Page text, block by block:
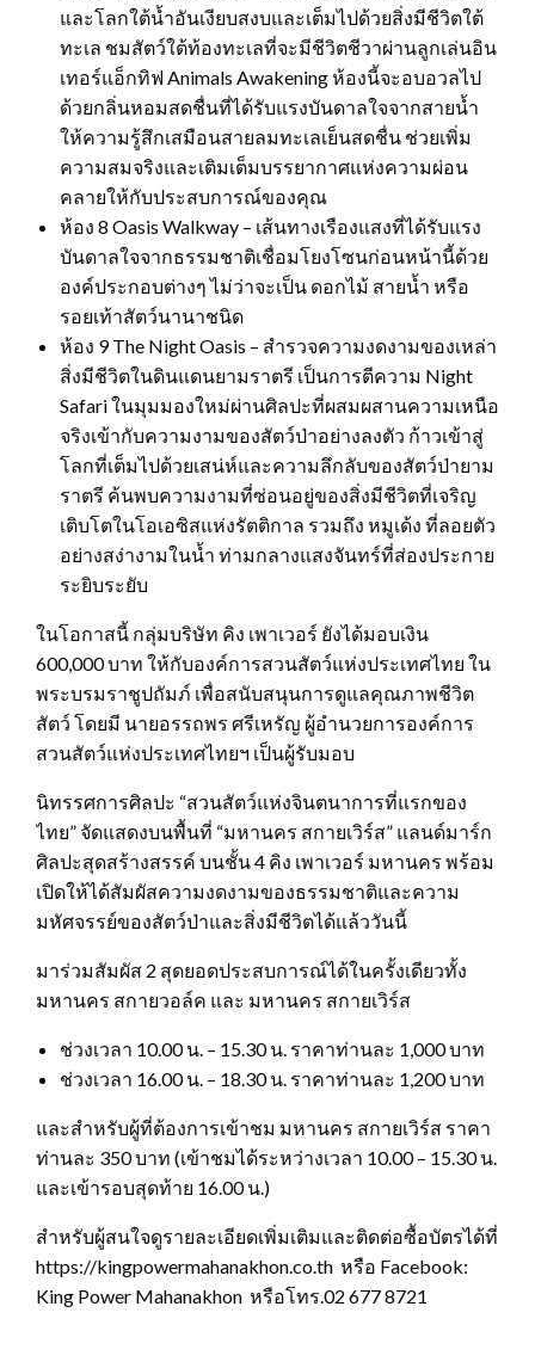
และโลกใต้น้ำอันเงียบสงบและเต็มไปด้วยสิ่งมีชีวิตใต้
ทะเล ชมสัตว์ใต้ท้องทะเลที่จะมีชีวิตชีวาผ่านลูกเล่นอิน
เทอร์แอ็กทิฟ Animals Awakening ห้องนี้จะอบอวลไป
ด้วยกลิ่นหอมสดชื่นที่ได้รับแรงบันดาลใจจากสายน้ำ
ให้ความรู้สึกเสมือนสายลมทะเลเย็นสดชื่น ช่วยเพิ่ม
ความสมจริงและเติมเต็มบรรยากาศแห่งความผ่อน
คลายให้กับประสบการณ์ของคุณ
ห้อง 8 Oasis Walkway – เส้นทางเรืองแสงที่ได้รับแรง
บันดาลใจจากธรรมชาติเชื่อมโยงโซนก่อนหน้านี้ด้วย
องค์ประกอบต่างๆ ไม่ว่าจะเป็น ดอกไม้ สายน้ำ หรือ
รอยเท้าสัตว์นานาชนิด
ห้อง 9 The Night Oasis – สำรวจความงดงามของเหล่า
สิ่งมีชีวิตในดินแดนยามราตรี เป็นการตีความ Night
Safari ในมุมมองใหม่ผ่านศิลปะที่ผสมผสานความเหนือ
จริงเข้ากับความงามของสัตว์ป่าอย่างลงตัว ก้าวเข้าสู่
โลกที่เต็มไปด้วยเสน่ห์และความลึกลับของสัตว์ป่ายาม
ราตรี ค้นพบความงามที่ซ่อนอยู่ของสิ่งมีชีวิตที่เจริญ
เติบโตในโอเอซิสแห่งรัตติกาล รวมถึง หมูเด้ง ที่ลอยตัว
อย่างสง่างามในน้ำ ท่ามกลางแสงจันทร์ที่ส่องประกาย
ระยิบระยับ
ในโอกาสนี้ กลุ่มบริษัท คิง เพาเวอร์ ยังได้มอบเงิน
600,000 บาท ให้กับองค์การสวนสัตว์แห่งประเทศไทย ใน
พระบรมราชูปถัมภ์ เพื่อสนับสนุนการดูแลคุณภาพชีวิต
สัตว์ โดยมี นายอรรถพร ศรีเหรัญ ผู้อำนวยการองค์การ
สวนสัตว์แห่งประเทศไทยฯ เป็นผู้รับมอบ
นิทรรศการศิลปะ “สวนสัตว์แห่งจินตนาการที่แรกของ
ไทย” จัดแสดงบนพื้นที่ “มหานคร สกายเวิร์ส” แลนด์มาร์ก
ศิลปะสุดสร้างสรรค์ บนชั้น 4 คิง เพาเวอร์ มหานคร พร้อม
เปิดให้ได้สัมผัสความงดงามของธรรมชาติและความ
มหัศจรรย์ของสัตว์ป่าและสิ่งมีชีวิตได้แล้ววันนี้
มาร่วมสัมผัส 2 สุดยอดประสบการณ์ได้ในครั้งเดียวทั้ง
มหานคร สกายวอล์ค และ มหานคร สกายเวิร์ส
ช่วงเวลา 10.00 น. – 15.30 น. ราคาท่านละ 1,000 บาท
ช่วงเวลา 16.00 น. – 18.30 น. ราคาท่านละ 1,200 บาท
และสำหรับผู้ที่ต้องการเข้าชม มหานคร สกายเวิร์ส ราคา
ท่านละ 350 บาท (เข้าชมได้ระหว่างเวลา 10.00 – 15.30 น.
และเข้ารอบสุดท้าย 16.00 น.)
สำหรับผู้สนใจดูรายละเอียดเพิ่มเติมและติดต่อซื้อบัตรได้ที่
https://kingpowermahanakhon.co.th หรือ Facebook:
King Power Mahanakhon หรือโทร.02 677 8721